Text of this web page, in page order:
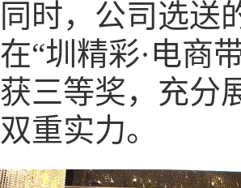
同时，公司选送
在“圳精彩·电商
获三等奖，充分
双重实力。